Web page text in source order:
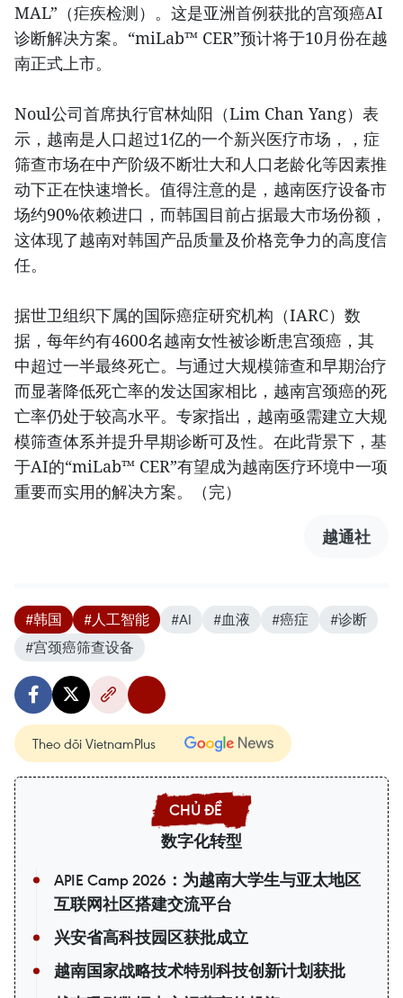
MAL”（疟疾检测）。这是亚洲首例获批的宫颈癌AI
诊断解决方案。“miLab™ CER”预计将于10月份在越
南正式上市。
Noul公司首席执行官林灿阳（Lim Chan Yang）表
示，越南是人口超过1亿的一个新兴医疗市场，，症
筛查市场在中产阶级不断壮大和人口老龄化等因素推
动下正在快速增长。值得注意的是，越南医疗设备市
场约90%依赖进口，而韩国目前占据最大市场份额，
这体现了越南对韩国产品质量及价格竞争力的高度信
任。
据世卫组织下属的国际癌症研究机构（IARC）数
据，每年约有4600名越南女性被诊断患宫颈癌，其
中超过一半最终死亡。与通过大规模筛查和早期治疗
而显著降低死亡率的发达国家相比，越南宫颈癌的死
亡率仍处于较高水平。专家指出，越南亟需建立大规
模筛查体系并提升早期诊断可及性。在此背景下，基
于AI的“miLab™ CER”有望成为越南医疗环境中一项
重要而实用的解决方案。（完）
越通社
#韩国 #人工智能 #AI #血液 #癌症
#诊断
#宫颈癌筛查设备
Theo dõi VietnamPlus
数字化转型
APIE Camp 2026：为越南大学生与亚太地区
互联网社区搭建交流平台
兴安省高科技园区获批成立
越南国家战略技术特别科技创新计划获批